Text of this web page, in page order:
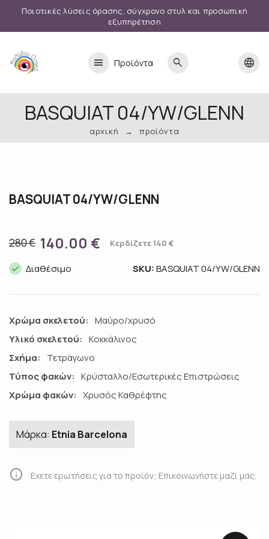
Ποιοτικές λύσεις όρασης, σύγχρονο στυλ και προσωπική
εξυπηρέτηση
menu Προϊόντα search language
BASQUIAT 04/YW/GLENN
αρχική προϊόντα
BASQUIAT 04/YW/GLENN
280 € 140.00 € Κερδίζετε 140 €
done Διαθέσιμο SKU:BASQUIAT 04/YW/GLENN
Χρώμα σκελετού: Μαύρο/χρυσό
Υλικό σκελετού: Κοκκάλινος
Σχήμα:
Τετράγωνο
Τύπος φακών: Κρύσταλλο/Εσωτερικές Επιστρώσεις
Χρώμα φακών: Χρυσός Καθρέφτης
Μάρκα: Etnia Barcelona
info Έχετε ερωτήσεις για το προϊόν; Επικοινωνήστε μαζί μας.